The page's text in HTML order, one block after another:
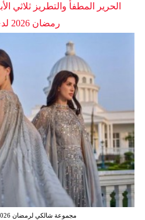
الحرير المطفأ والتطريز ثلاثي
رمضان 2026 لدى شالكي
مجموعة شالكي لرمضان 2026 - الصورة من الدار